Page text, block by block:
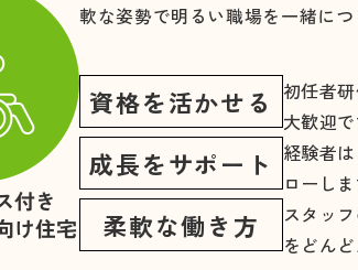
軟な姿勢で明るい職場を一緒に
資格を活かせる
初任者研
大歓迎で
成長をサポート
経験者
ローしま
柔軟な働き方
スタッ
をどん